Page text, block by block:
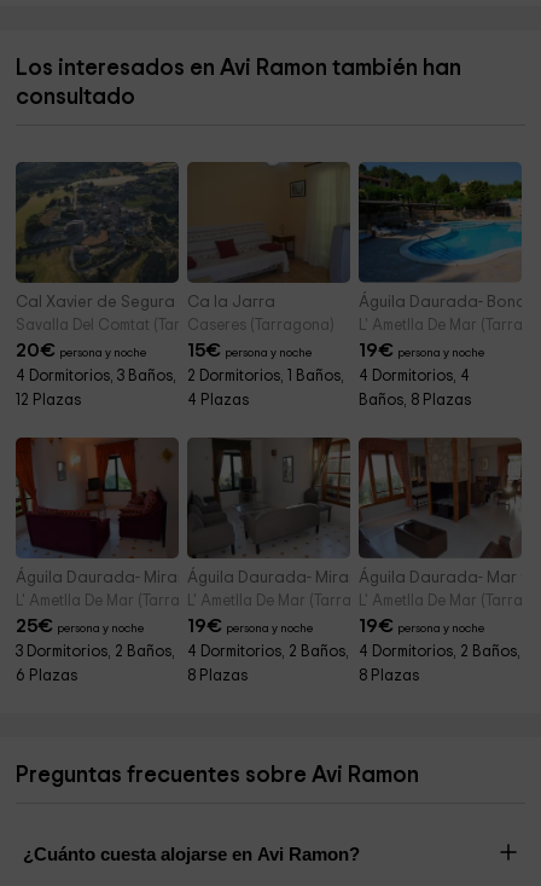
Molì del Mig 3,7 km
Los interesados en Avi Ramon también han
consultado
Cal Xavier de Segura
Savalla Del Comtat (Tarragona)
20€ persona y noche
4 Dormitorios, 3 Baños,
12 Plazas
Ca la Jarra
Caseres (Tarragona)
15€ persona y noche
2 Dormitorios, 1 Baños,
4 Plazas
Águila Daurada-
L' Ametlla De Mar
19€ persona y noche
4 Dormitorios, 4
Baños, 8 Plazas
Águila Daurada- Miramar 2
L' Ametlla De Mar (Tarragona)
25€ persona y noche
3 Dormitorios, 2 Baños,
6 Plazas
Águila Daurada- Miramar 3
L' Ametlla De Mar (Tarragona)
19€ persona y noche
4 Dormitorios, 2 Baños,
8 Plazas
Águila Daurada- Mar y
L' Ametlla De Mar
19€ persona y noche
4 Dormitorios, 2 Baños,
8 Plazas
Preguntas frecuentes sobre Avi Ramon
¿Cuánto cuesta alojarse en Avi Ramon?